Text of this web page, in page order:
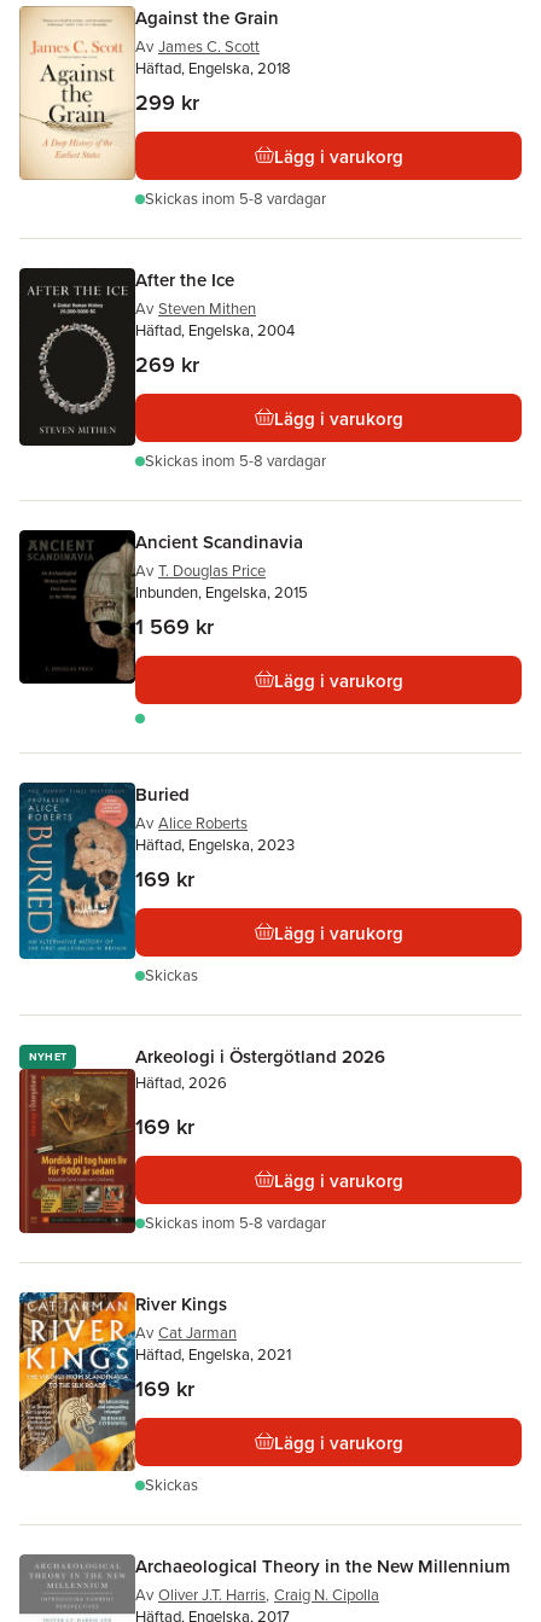
Against the Grain
Av James C. Scott
Häftad, Engelska, 2018
299 kr
Lägg i varukorg
Skickas inom 5-8 vardagar
After the Ice
Av Steven Mithen
Häftad, Engelska, 2004
269 kr
Lägg i varukorg
Skickas inom 5-8 vardagar
Ancient Scandinavia
Av T. Douglas Price
Inbunden, Engelska, 2015
1 569 kr
Lägg i varukorg
Buried
Av Alice Roberts
Häftad, Engelska, 2023
169 kr
Lägg i varukorg
Skickas
NYHET Arkeologi i Östergötland 2026
Häftad, 2026
169 kr
Lägg i varukorg
Skickas inom 5-8 vardagar
River Kings
Av Cat Jarman
Häftad, Engelska, 2021
169 kr
Lägg i varukorg
Skickas
Archaeological Theory in the New Millennium
Av Oliver J.T. Harris, Craig N. Cipolla
Häftad, Engelska, 2017